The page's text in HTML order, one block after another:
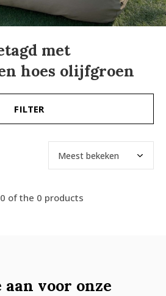
met
hoes olijfgroen
FILTER
of the 0 products
aan voor onze